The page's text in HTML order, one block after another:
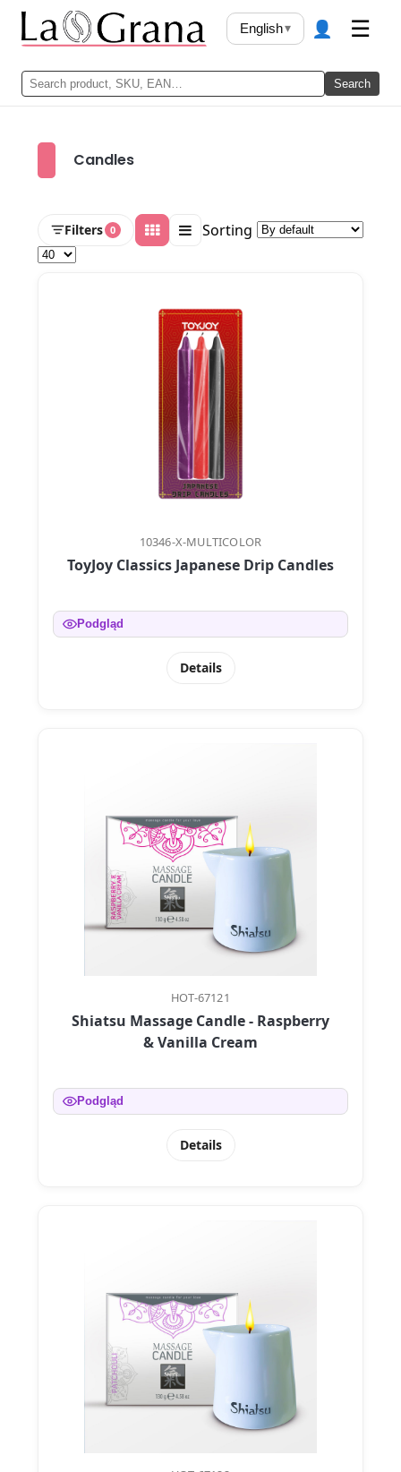
Search
English▾ 👤 ☰
Candles
Filters 0 Sorting
10346-X-MULTICOLOR
ToyJoy Classics Japanese Drip Candles
Podgląd
Details
HOT-67121
Shiatsu Massage Candle - Raspberry
& Vanilla Cream
Podgląd
Details